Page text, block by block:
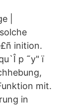
|
inition.
p ˜y" ï
mit.
in